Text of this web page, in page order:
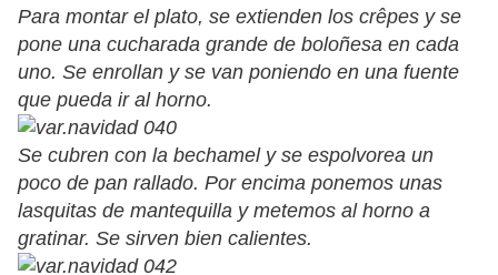
Para montar el plato, se extienden los crêpes y se
pone una cucharada grande de boloñesa en cada
uno. Se enrollan y se van poniendo en una fuente
que pueda ir al horno.
Se cubren con la bechamel y se espolvorea un
poco de pan rallado. Por encima ponemos unas
lasquitas de mantequilla y metemos al horno a
gratinar. Se sirven bien calientes.